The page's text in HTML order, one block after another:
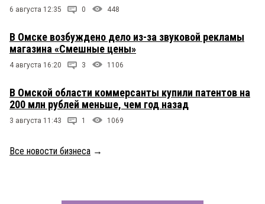
6 августа 12:35 0 448
В Омске возбуждено дело из-за звуковой рекламы
магазина «Смешные цены»
4 августа 16:20 3 1106
В Омской области коммерсанты купили патентов на
200 млн рублей меньше, чем год назад
3 августа 11:43 1 1069
Все новости бизнеса →